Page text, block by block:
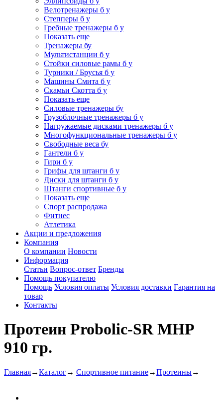
Велотренажеры б у
Степперы б у
Гребные тренажеры б у
Показать еще
Тренажеры бу
Мультистанции б у
Стойки силовые рамы б у
Турники / Брусья б у
Машины Смита б у
Скамьи Скотта б у
Показать еще
Силовые тренажеры бу
Грузоблочные тренажеры б у
Нагружаемые дисками тренажеры б у
Многофункциональные тренажеры б у
Свободные веса бу
Гантели б у
Гири б у
Грифы для штанги б у
Диски для штанги б у
Штанги спортивные б у
Показать еще
Спорт распродажа
Фитнес
Атлетика
Акции и предложения
Компания
О компании Новости
Информация
Статьи Вопрос-ответ Бренды
Помощь покупателю
Помощь Условия оплаты Условия доставки Гарантия на
товар
Контакты
Протеин Probolic-SR MHP
910 гр.
Главная→Каталог→ Спортивное питание→Протеины→